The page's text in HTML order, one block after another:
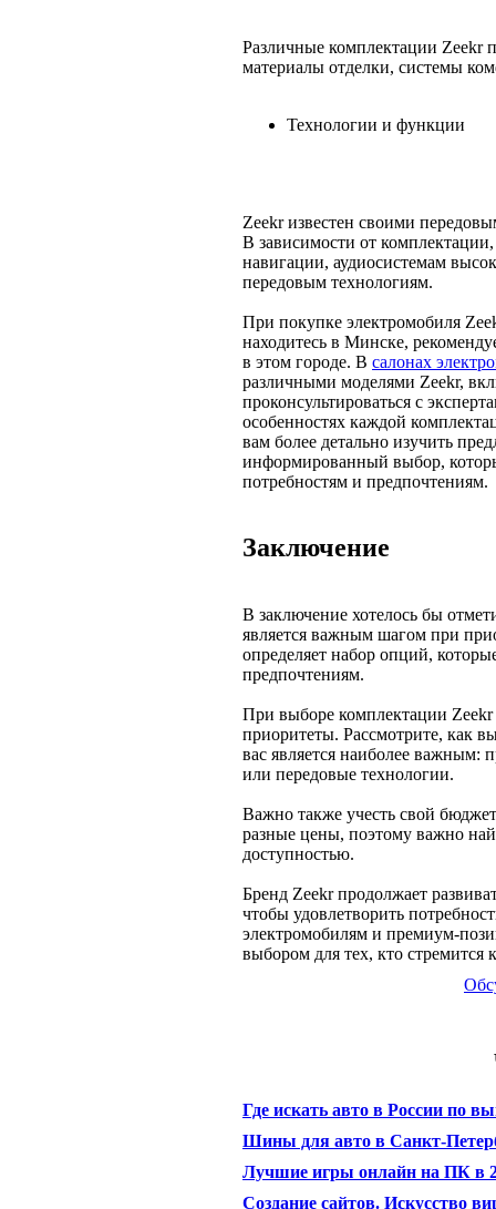
Различные комплектации Zeekr
материалы отделки, системы
Технологии и функции
Zeekr известен своими
В зависимости от
навигации, аудиосистемам
передовым технологиям.
При покупке электромобиля
находитесь в Минске,
в этом городе. В салонах
различными моделями Zeekr,
проконсультироваться с
особенностях каждой
вам более детально изучить
информированный выбор,
потребностям и предпочтениям.
Заключение
В заключение хотелось бы
является важным шагом при
определяет набор опций,
предпочтениям.
При выборе комплектации Zeekr
приоритеты. Рассмотрите, как
вас является наиболее важным:
или передовые технологии.
Важно также учесть свой
разные цены, поэтому важно
доступностью.
Бренд Zeekr продолжает
чтобы удовлетворить
электромобилям и премиум-
выбором для тех, кто стремится
Где искать авто в России по
Шины для авто в Санкт-
Лучшие игры онлайн на ПК в
Создание сайтов. Искусство